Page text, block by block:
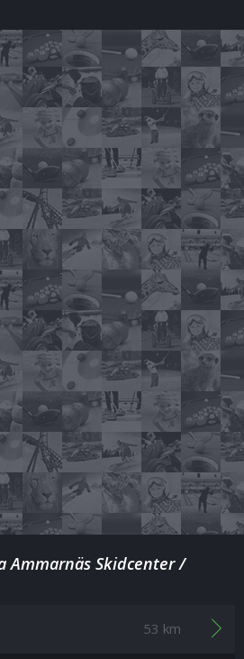
Ammarnäs Skidcenter /
53 km